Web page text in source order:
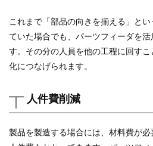
これまで「部品の向きを揃える」と
ていた場合でも、パーツフィーダを
す。その分の人員を他の工程に回す
化につなげられます。
人件費削減
製品を製造する場合には、材料費が必